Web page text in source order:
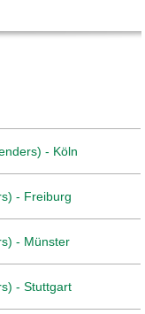
- Köln
- Freiburg
- Münster
- Stuttgart